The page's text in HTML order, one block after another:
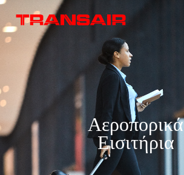
Αεροπορικά
Εισιτήρια